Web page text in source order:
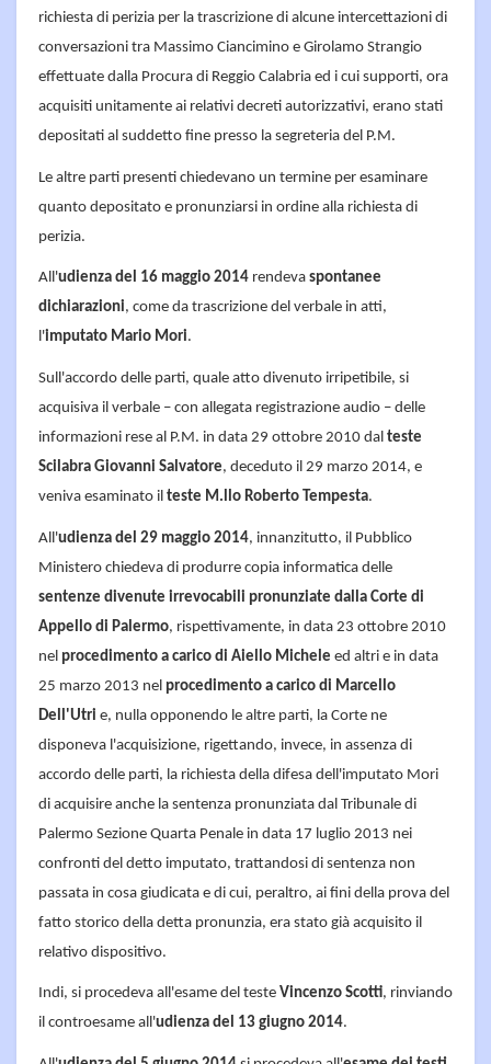
richiesta di perizia per la trascrizione di alcune intercettazioni di
conversazioni tra Massimo Ciancimino e Girolamo Strangio
effettuate dalla Procura di Reggio Calabria ed i cui supporti, ora
acquisiti unitamente ai relativi decreti autorizzativi, erano stati
depositati al suddetto fine presso la segreteria del P.M.
Le altre parti presenti chiedevano un termine per esaminare
quanto depositato e pronunziarsi in ordine alla richiesta di
perizia.
All'udienza del 16 maggio 2014 rendeva spontanee
dichiarazioni, come da trascrizione del verbale in atti,
l'imputato Mario Mori.
Sull'accordo delle parti, quale atto divenuto irripetibile, si
acquisiva il verbale – con allegata registrazione audio – delle
informazioni rese al P.M. in data 29 ottobre 2010 dal teste
Scilabra Giovanni Salvatore, deceduto il 29 marzo 2014, e
veniva esaminato il teste M.llo Roberto Tempesta.
All'udienza del 29 maggio 2014, innanzitutto, il Pubblico
Ministero chiedeva di produrre copia informatica delle
sentenze divenute irrevocabili pronunziate dalla Corte di
Appello di Palermo, rispettivamente, in data 23 ottobre 2010
nel procedimento a carico di Aiello Michele ed altri e in data
25 marzo 2013 nel procedimento a carico di Marcello
Dell'Utri e, nulla opponendo le altre parti, la Corte ne
disponeva l'acquisizione, rigettando, invece, in assenza di
accordo delle parti, la richiesta della difesa dell'imputato Mori
di acquisire anche la sentenza pronunziata dal Tribunale di
Palermo Sezione Quarta Penale in data 17 luglio 2013 nei
confronti del detto imputato, trattandosi di sentenza non
passata in cosa giudicata e di cui, peraltro, ai fini della prova del
fatto storico della detta pronunzia, era stato già acquisito il
relativo dispositivo.
Indi, si procedeva all'esame del teste Vincenzo Scotti, rinviando
il controesame all'udienza del 13 giugno 2014.